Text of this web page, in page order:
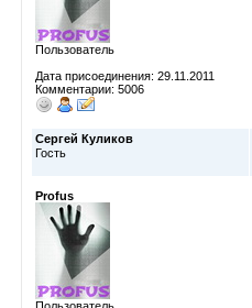
Пользователь
Дата присоединения: 29.11.2011
Комментарии: 5006
Сергей Куликов
Гость
Profus